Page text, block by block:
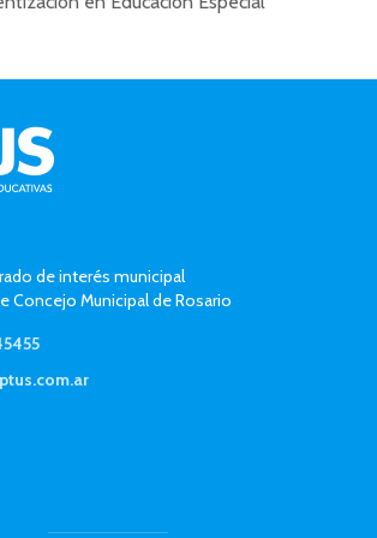
de interés municipal
Concejo Municipal de Rosario